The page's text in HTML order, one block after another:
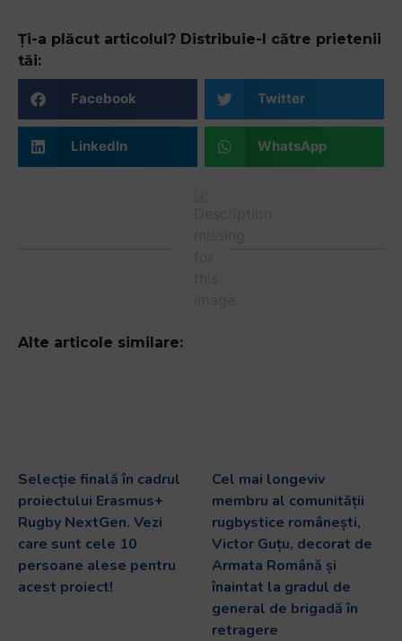
Ți-a plăcut articolul? Distribuie-l către prietenii
tăi:
Facebook Twitter
LinkedIn WhatsApp
Alte articole similare:
Selecție finală în cadrul
proiectului Erasmus+
Rugby NextGen. Vezi
care sunt cele 10
persoane alese pentru
acest proiect!
Cel mai longeviv
membru al comunității
rugbystice românești,
Victor Guțu, decorat de
Armata Română și
înaintat la gradul de
general de brigadă în
retragere